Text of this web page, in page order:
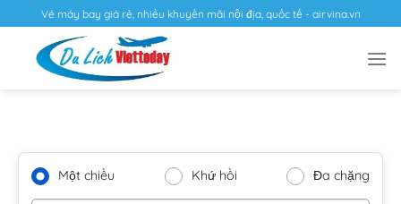
Vé máy bay giá rẻ, nhiều khuyến mãi nội địa, quốc tế - airvina.vn
Một chiều Khứ hồi Đa chặng